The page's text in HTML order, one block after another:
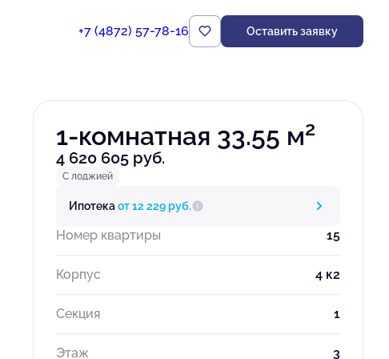
+7 (4872) 57-78-16 Оставить заявку
Забронировать
1-комнатная 33.55 м2
4 620 605 руб.
С лоджией
Ипотекаот 12 229 руб.
Номер квартиры 15
Корпус 4 к2
Секция 1
Этаж 3